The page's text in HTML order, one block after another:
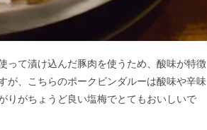
って漬け込んだ豚肉を使うため、酸味が特徴
が、こちらのポークビンダルーは酸味や辛味
りがちょうど良い塩梅でとてもおいしいで